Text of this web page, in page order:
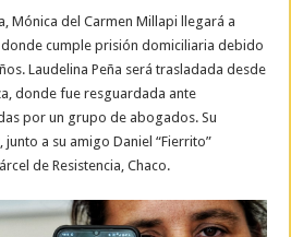
Mónica del Carmen Millapi llegará a
cumple prisión domiciliaria debido
Laudelina Peña será trasladada desde
donde fue resguardada ante
por un grupo de abogados. Su
a su amigo Daniel “Fierrito”
de Resistencia, Chaco.